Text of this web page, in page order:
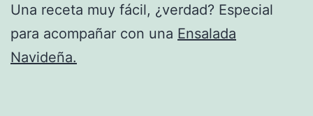
Una receta muy fácil, ¿verdad? Especial
para acompañar con una Ensalada
Navideña.